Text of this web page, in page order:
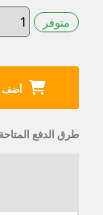
متوفر
أضف
طرق الدفع المتاحة